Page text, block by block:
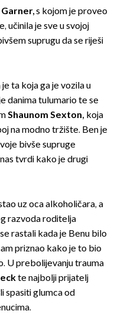
s kojom je proveo
učinila je sve u svojoj
suprugu da se riješi
ta koja ga je vozila u
danima tulumario te se
Shaunom Sexton, koja
na modno tržište. Ben je
bivše supruge
tvrdi kako je drugi
uz oca alkoholičara, a
razvoda roditelja
rastali kada je Benu bilo
priznao kako je to bio
U prebolijevanju trauma
te najbolji prijatelj
spasiti glumca od